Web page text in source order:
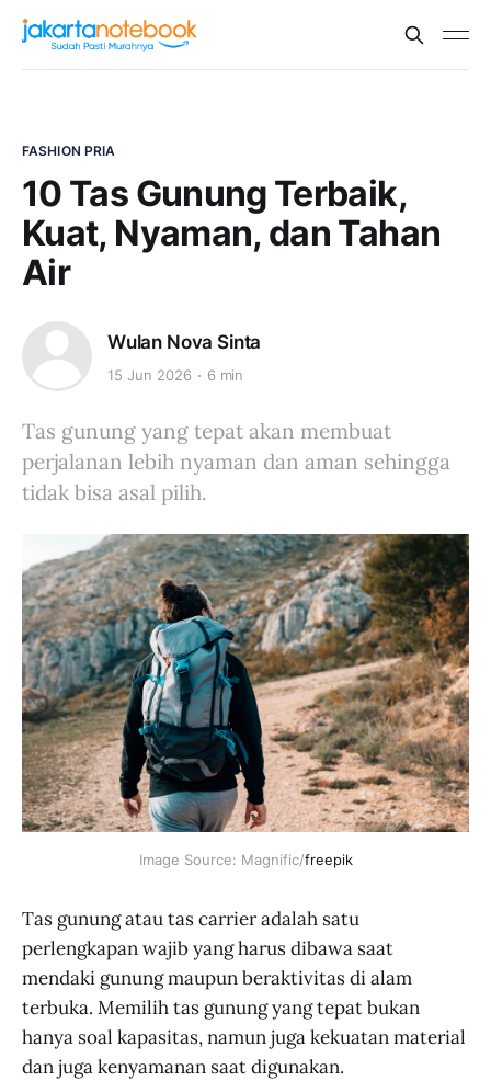
FASHION PRIA
10 Tas Gunung Terbaik,
Kuat, Nyaman, dan Tahan
Air
Wulan Nova Sinta
15 Jun 2026 6 min
Tas gunung yang tepat akan membuat
perjalanan lebih nyaman dan aman sehingga
tidak bisa asal pilih.
Image Source: Magnific/freepik
Tas gunung atau tas carrier adalah satu
perlengkapan wajib yang harus dibawa saat
mendaki gunung maupun beraktivitas di alam
terbuka. Memilih tas gunung yang tepat bukan
hanya soal kapasitas, namun juga kekuatan material
dan juga kenyamanan saat digunakan.